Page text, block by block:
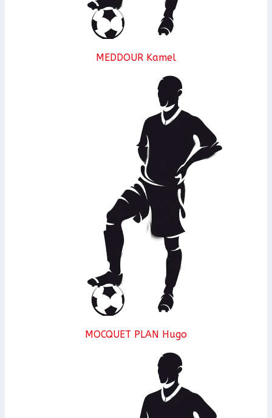
MEDDOUR Kamel
MOCQUET PLAN Hugo